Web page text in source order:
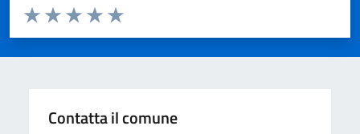
Domanda
Valuta da 1 a 5 stelle la pagina
Valuta 5 stelle su 5
Valuta 4 stelle su 5
Valuta 3 stelle su 5
Valuta 2 stelle su 5
Valuta 1 stelle su 5
Contatta il comune